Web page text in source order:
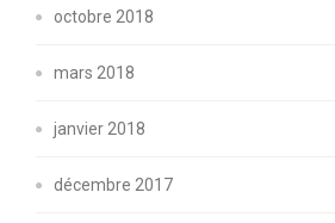
octobre 2018
mars 2018
janvier 2018
décembre 2017